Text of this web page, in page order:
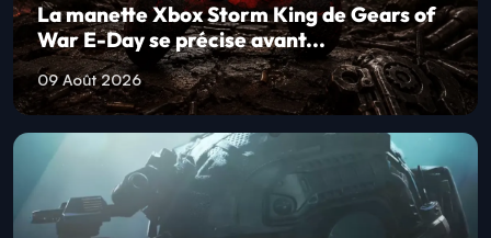
La manette Xbox Storm King de Gears of
War E-Day se précise avant...
09 Août 2026